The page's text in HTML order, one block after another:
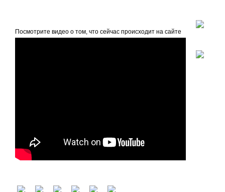
Посмотрите видео о том, что сейчас происходит на сайте